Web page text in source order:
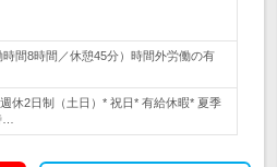
間8時間／休憩45分）時間外労働の有
休2日制（土日）* 祝日* 有給休暇* 夏季